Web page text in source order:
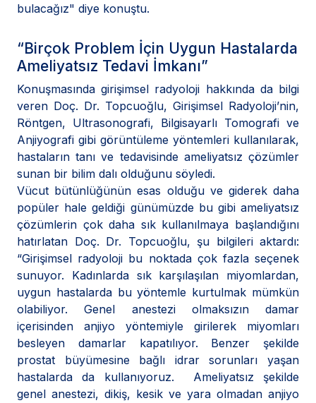
bulacağız" diye konuştu.
“Birçok Problem İçin Uygun Hastalarda
Ameliyatsız Tedavi İmkanı”
Konuşmasında girişimsel radyoloji hakkında da bilgi
veren Doç. Dr. Topcuoğlu, Girişimsel Radyoloji’nin,
Röntgen, Ultrasonografi, Bilgisayarlı Tomografi ve
Anjiyografi gibi görüntüleme yöntemleri kullanılarak,
hastaların tanı ve tedavisinde ameliyatsız çözümler
sunan bir bilim dalı olduğunu söyledi.
Vücut bütünlüğünün esas olduğu ve giderek daha
popüler hale geldiği günümüzde bu gibi ameliyatsız
çözümlerin çok daha sık kullanılmaya başlandığını
hatırlatan Doç. Dr. Topcuoğlu, şu bilgileri aktardı:
“Girişimsel radyoloji bu noktada çok fazla seçenek
sunuyor. Kadınlarda sık karşılaşılan miyomlardan,
uygun hastalarda bu yöntemle kurtulmak mümkün
olabiliyor. Genel anestezi olmaksızın damar
içerisinden anjiyo yöntemiyle girilerek miyomları
besleyen damarlar kapatılıyor. Benzer şekilde
prostat büyümesine bağlı idrar sorunları yaşan
hastalarda da kullanıyoruz. Ameliyatsız şekilde
genel anestezi, dikiş, kesik ve yara olmadan anjiyo